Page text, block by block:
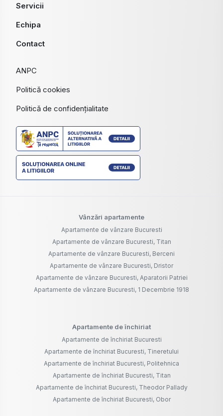
Servicii
Echipa
Contact
ANPC
Politică cookies
Politică de confidențialitate
Vânzări apartamente
Apartamente de vânzare Bucuresti
Apartamente de vânzare Bucuresti, Titan
Apartamente de vânzare Bucuresti, Berceni
Apartamente de vânzare Bucuresti, Dristor
Apartamente de vânzare Bucuresti, Aparatorii Patriei
Apartamente de vânzare Bucuresti, 1 Decembrie 1918
Apartamente de închiriat
Apartamente de închiriat Bucuresti
Apartamente de închiriat Bucuresti, Tineretului
Apartamente de închiriat Bucuresti, Politehnica
Apartamente de închiriat Bucuresti, Titan
Apartamente de închiriat Bucuresti, Theodor Pallady
Apartamente de închiriat Bucuresti, Obor